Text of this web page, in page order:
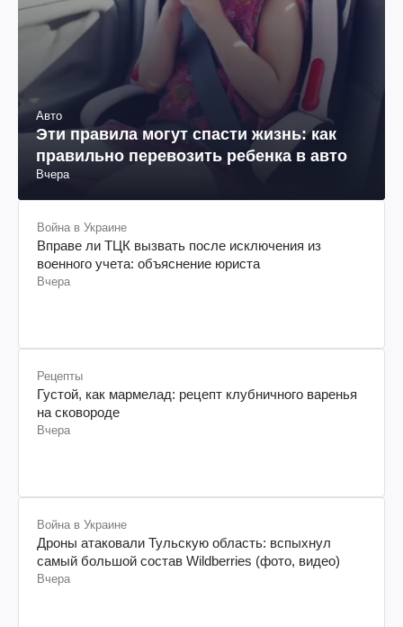
Авто
Эти правила могут спасти жизнь: как
правильно перевозить ребенка в авто
Вчера
Война в Украине
Вправе ли ТЦК вызвать после исключения из
военного учета: объяснение юриста
Вчера
Рецепты
Густой, как мармелад: рецепт клубничного варенья
на сковороде
Вчера
Война в Украине
Дроны атаковали Тульскую область: вспыхнул
самый большой состав Wildberries (фото, видео)
Вчера